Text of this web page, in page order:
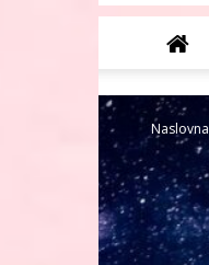
Naslovna